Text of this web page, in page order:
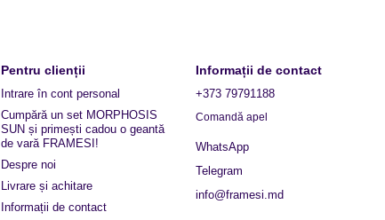
Pentru clienții
Intrare în cont personal
Cumpără un set MORPHOSIS
SUN și primești cadou o geantă
de vară FRAMESI!
Despre noi
Livrare și achitare
Informații de contact
Informații de contact
+373 79791188
Comandă apel
WhatsApp
Telegram
info@framesi.md